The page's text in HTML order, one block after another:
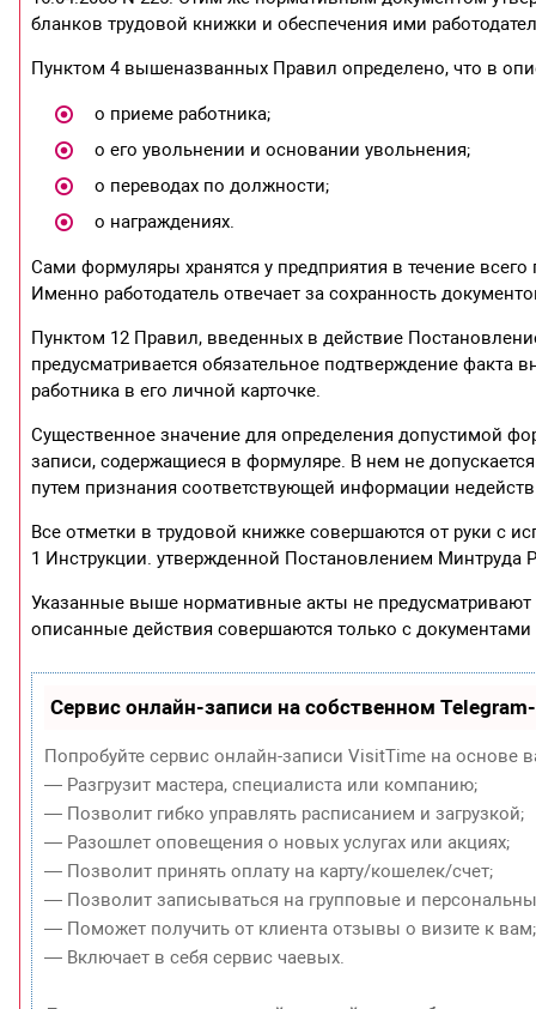
бланков трудовой книжки и обеспечения ими
Пунктом 4 вышеназванных Правил определено, что в
о приеме работника;
о его увольнении и основании увольнения;
о переводах по должности;
о награждениях.
Сами формуляры хранятся у предприятия в течение
Именно работодатель отвечает за сохранность
Пунктом 12 Правил, введенных в действие
предусматривается обязательное подтверждение
работника в его личной карточке.
Существенное значение для определения допустимой
записи, содержащиеся в формуляре. В нем не
путем признания соответствующей информации
Все отметки в трудовой книжке совершаются от руки с
1 Инструкции. утвержденной Постановлением Минтруда
Указанные выше нормативные акты не
описанные действия совершаются только с
Сервис онлайн-записи на собственном
Попробуйте сервис онлайн-записи VisitTime на основе
— Разгрузит мастера, специалиста или компанию;
— Позволит гибко управлять расписанием и загрузкой;
— Разошлет оповещения о новых услугах или акциях;
— Позволит принять оплату на карту/кошелек/счет;
— Позволит записываться на групповые и
— Поможет получить от клиента отзывы о визите к вам;
— Включает в себя сервис чаевых.